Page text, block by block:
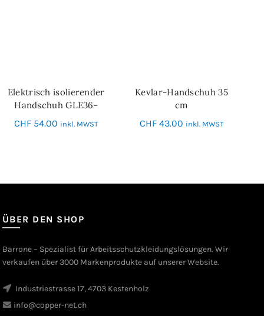
SCHNELL-EINKAUF
Elektrisch isolierender
Handschuh GLE36-
00_CLASS 00
CHF 54.00 inkl. MWST
IN DEN WARENKORB
Kevlar-Handschuh 35
cm
CHF43.00 inkl. MWST
ÜBER DEN SHOP
Barrone – Spezialist für Arbeitsschutzkleidungslösungen. Wir
verkaufen über 3000 Markenprodukte auf unserer Website.
Industriestrasse 17, 4703 Kestenholz
info@copper-net.ch